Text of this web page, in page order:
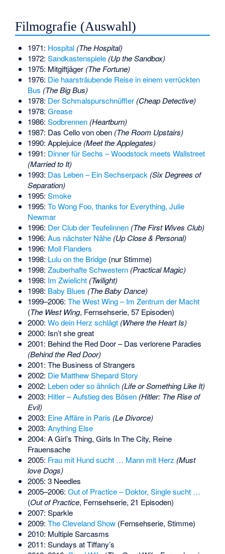
Filmografie (Auswahl)
1971: Hospital (The Hospital)
1972: Sandkastenspiele (Up the Sandbox)
1975: Mitgiftjäger (The Fortune)
1976: Die haarsträubende Reise in einem verrückten
Bus (The Big Bus)
1978: Der Schmalspurschnüffler (Cheap Detective)
1978: Grease
1986: Sodbrennen (Heartburn)
1987: Das Cello von oben (The Room Upstairs)
1990: Applejuice (Meet the Applegates)
1991: Dinner für Sechs – Woodstock meets Wallstreet
(Married to It)
1993: Das Leben – Ein Sechserpack (Six Degrees of
Separation)
1995: Smoke
1995: To Wong Foo, thanks for Everything, Julie
Newmar
1996: Der Club der Teufelinnen (The First Wives Club)
1996: Aus nächster Nähe (Up Close & Personal)
1996: Moll Flanders
1998: Lulu on the Bridge(nur Stimme)
1998: Zauberhafte Schwestern (Practical Magic)
1998: Im Zwielicht (Twilight)
1998: Baby Blues (The Baby Dance)
1999–2006: The West Wing – Im Zentrum der Macht
(The West Wing, Fernsehserie, 57 Episoden)
2000: Wo dein Herz schlägt (Where the Heart Is)
2000: Isn’t she great
2001: Behind the Red Door – Das verlorene Paradies
(Behind the Red Door)
2001: The Business of Strangers
2002: Die Matthew Shepard Story
2002: Leben oder so ähnlich (Life or Something Like It)
2003: Hitler – Aufstieg des Bösen (Hitler: The Rise of
Evil)
2003: Eine Affäre in Paris (Le Divorce)
2003: Anything Else
2004: A Girl’s Thing, Girls In The City, Reine
Frauensache
2005: Frau mit Hund sucht … Mann mit Herz (Must
love Dogs)
2005: 3 Needles
2005–2006: Out of Practice – Doktor, Single sucht …
(Out of Practice, Fernsehserie, 21 Episoden)
2007: Sparkle
2009: The Cleveland Show(Fernsehserie, Stimme)
2010: Multiple Sarcasms
2011: Sundays at Tiffany’s